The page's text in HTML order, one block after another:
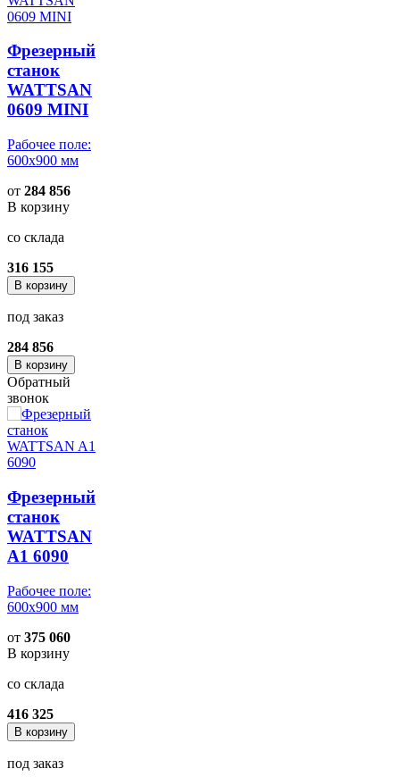
Фрезерный
станок
WATTSAN
0609 MINI
Рабочее поле:
600x900 мм
от 284 856
В корзину
со склада
316 155
В корзину
под заказ
284 856
В корзину
Обратный
звонок
Фрезерный
станок
WATTSAN
A1 6090
Рабочее поле:
600x900 мм
от 375 060
В корзину
со склада
416 325
В корзину
под заказ